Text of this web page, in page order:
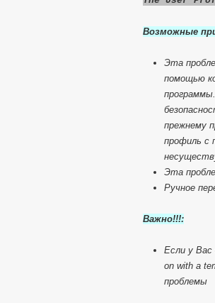
Возможные
Эта
помощью
прежнему
профиль с
Эта
Ручное
Важно!!!:
Если у Вас
on with a
проблемы